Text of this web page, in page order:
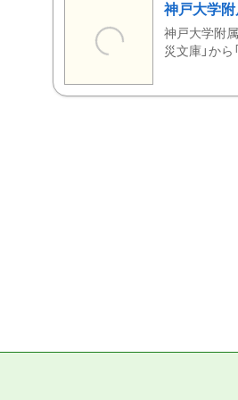
神戸大学
神戸大学附
災文庫」か